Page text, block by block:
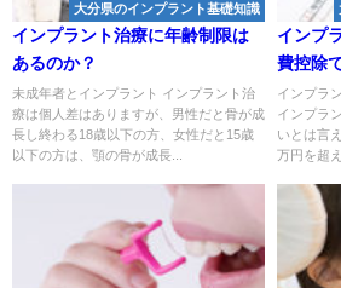
大分県のインプラント基礎知識
インプラント治療に年齢制限は
あるのか？
未成年者とインプラント インプラント治
療は個人差はありますが、男性だと骨が成
長し終わる18歳以下の方、女性だと15歳
以下の方は、顎の骨が成長...
インプ
費控除
インプラ
インプラ
いとは言
万円を超